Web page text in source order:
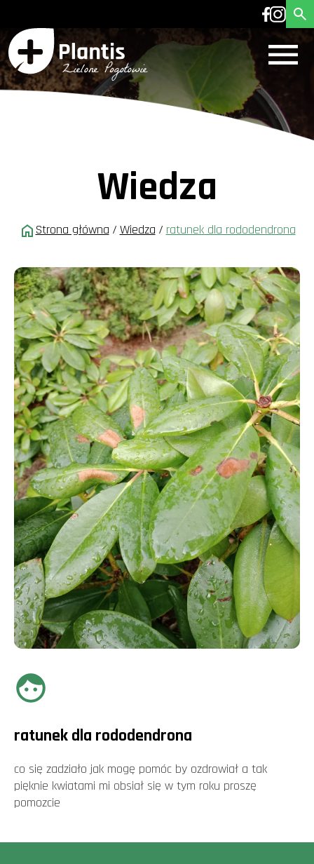
Wiedza
Strona główna / Wiedza / ratunek dla rododendrona
ratunek dla rododendrona
co się zadziało jak mogę pomóc by ozdrowiał a tak
pięknie kwiatami mi obsiał się w tym roku proszę
pomozcie